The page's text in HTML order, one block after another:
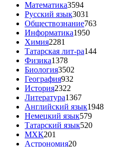
Математика3594
Русский язык3031
Обществознание763
Информатика1950
Химия2281
Татарская лит-ра144
Физика1378
Биология3502
География932
История2322
Литература1367
Английский язык1948
Немецкий язык579
Татарский язык520
МХК201
Астрономия20